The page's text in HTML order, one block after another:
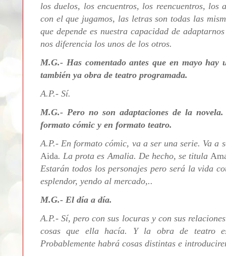
los duelos, los encuentros, los reencuentros,
con el que jugamos, las letras son todas las
que depende es nuestra capacidad de
nos diferencia los unos de los otros.
M.G.- Has comentado antes que en mayo
también ya obra de teatro programada.
A.P.- Sí.
M.G.- Pero no son adaptaciones de la
formato cómic y en formato teatro.
A.P.- En formato cómic, va a ser una serie. Va a
Aida. La prota es Amalia. De hecho, se titula
Estarán todos los personajes pero será la vida
esplendor, yendo al mercado,..
M.G.- El día a día.
A.P.- Sí, pero con sus locuras y con sus
cosas que ella hacía. Y la obra de teatro
Probablemente habrá cosas distintas e